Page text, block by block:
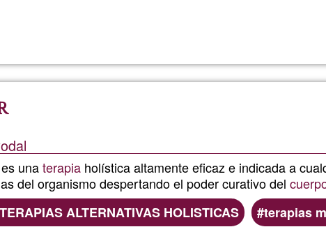
unaterapia holística altamente eficaz e indicada a
del organismo despertando el poder curativo del
TERAPIAS ALTERNATIVAS HOLISTICAS terapias